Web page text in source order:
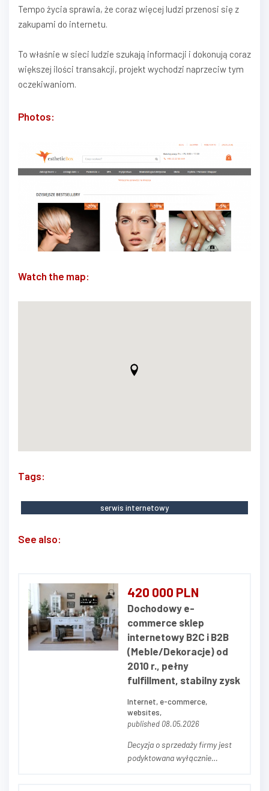
Tempo życia sprawia, że coraz więcej ludzi przenosi się z
zakupami do internetu.
To właśnie w sieci ludzie szukają informacji i dokonują coraz
większej ilości transakcji, projekt wychodzi naprzeciw tym
oczekiwaniom.
Photos:
Watch the map:
Tags:
serwis internetowy
See also:
420 000 PLN
Dochodowy e-
commerce sklep
internetowy B2C i B2B
(Meble/Dekoracje) od
2010 r., pełny
fulfillment, stabilny zysk
Internet, e-commerce,
websites,
published 08.05.2026
Decyzja o sprzedaży firmy jest
podyktowana wyłącznie